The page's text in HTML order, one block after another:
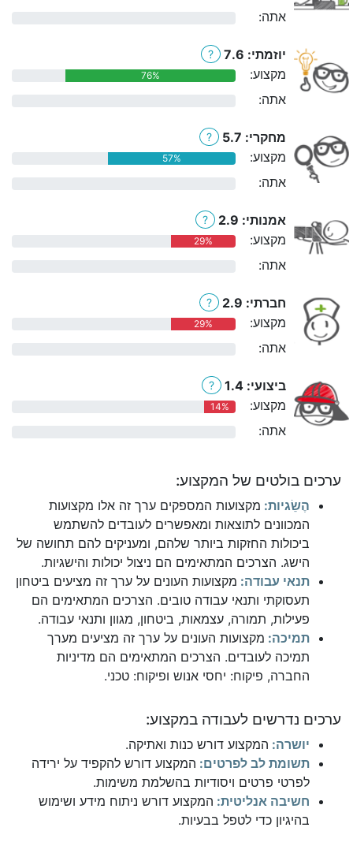
אתה:
יוזמתי: 7.6 ?
מקצוע: 76%
אתה:
מחקרי: 5.7 ?
מקצוע: 57%
אתה:
אמנותי: 2.9 ?
מקצוע: 29%
אתה:
חברתי: 2.9 ?
מקצוע: 29%
אתה:
ביצועי: 1.4 ?
מקצוע: 14%
אתה:
ערכים בולטים של המקצוע:
הֶשֵׂגיות: מקצועות המספקים ערך זה אלו מקצועות
המכוונים לתוצאות ומאפשרים לעובדים להשתמש
ביכולות החזקות ביותר שלהם, ומעניקים להם תחושה של
הישג. הצרכים המתאימים הם ניצול יכולות והישגיות.
תנאי עבודה: מקצועות העונים על ערך זה מציעים ביטחון
תעסוקתי ותנאי עבודה טובים. הצרכים המתאימים הם
פעילות, תמורה, עצמאות, ביטחון, מגוון ותנאי עבודה.
תמיכה: מקצועות העונים על ערך זה מציעים מערך
תמיכה לעובדים. הצרכים המתאימים הם מדיניות
החברה, פיקוח: יחסי אנוש ופיקוח: טכני.
ערכים נדרשים לעבודה במקצוע:
יושרה: המקצוע דורש כנות ואתיקה.
תשומת לב לפרטים: המקצוע דורש להקפיד על ירידה
לפרטי פרטים ויסודיות בהשלמת משימות.
חשיבה אנליטית: המקצוע דורש ניתוח מידע ושימוש
בהיגיון כדי לטפל בבעיות.